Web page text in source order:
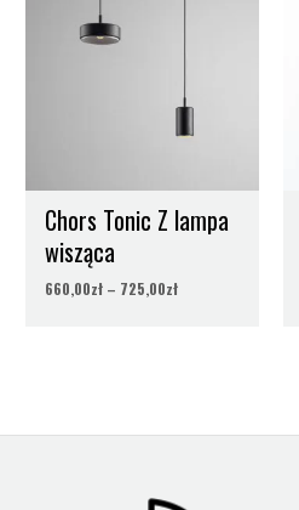
Chors Tonic Z lampa
wisząca
660,00zł – 725,00zł